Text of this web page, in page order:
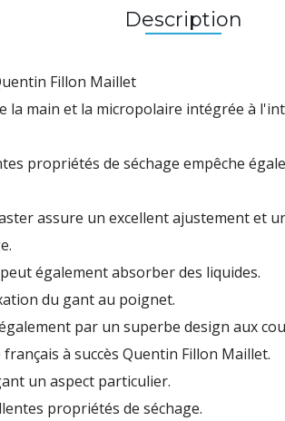
Description
Fillon Maillet
la main et la micropolaire intégrée à
propriétés de séchage empêche
assure un excellent ajustement et
également absorber des liquides.
du gant au poignet.
par un superbe design aux
à succès Quentin Fillon Maillet.
un aspect particulier.
propriétés de séchage.